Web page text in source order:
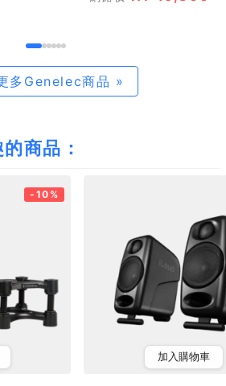
多Genelec商品 »
商品：
-10%
加入購物車